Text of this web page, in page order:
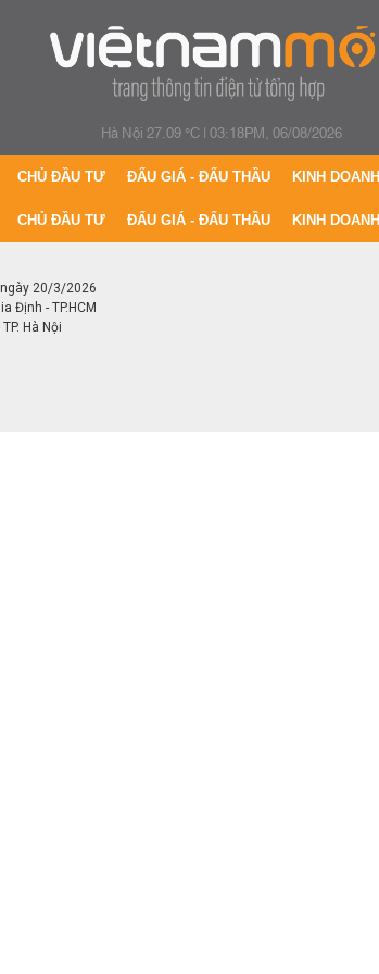
Hà Nội 27.09 °C|03:18PM, 06/08/2026
CHỦ ĐẦU TƯ ĐẤU GIÁ - ĐẤU THẦU KINH DOANH
CHỦ ĐẦU TƯ ĐẤU GIÁ - ĐẤU THẦU KINH DOANH
ngày 20/3/2026
Định - TP.HCM
Hà Nội